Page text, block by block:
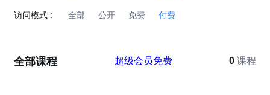
访问模式 : 全部 公开 免费 付费
全部课程 超级会员免费 0 课程